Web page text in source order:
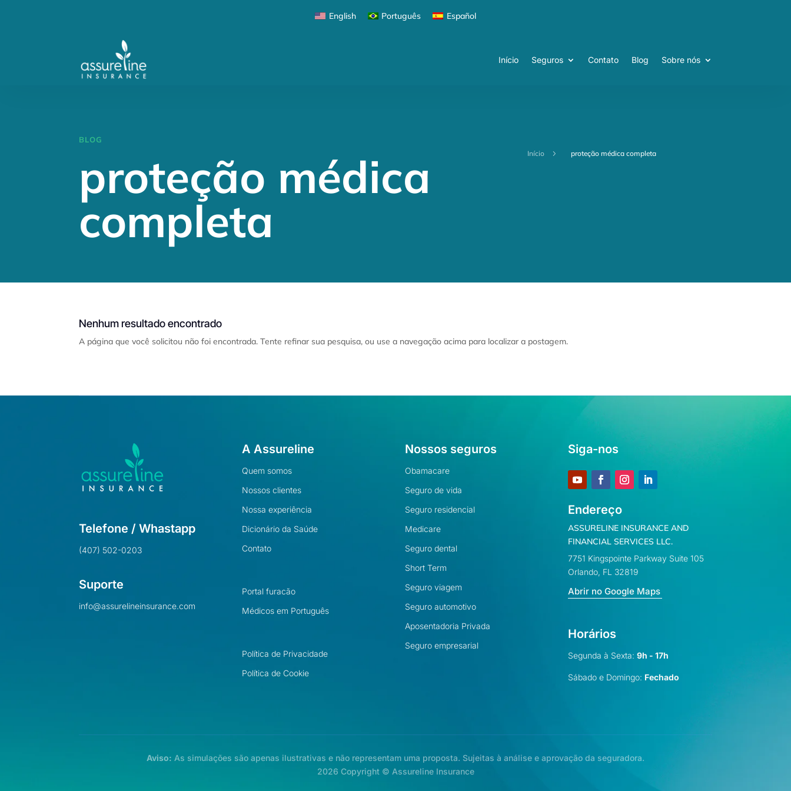
English Português Español
Início Seguros Contato Blog Sobre nós
BLOG
proteção médica
completa
Início 5 proteção médica completa
Nenhum resultado encontrado
A página que você solicitou não foi encontrada. Tente refinar sua pesquisa, ou use a navegação acima para localizar a postagem.
Telefone / Whastapp
(407) 502-0203
Suporte
info@assurelineinsurance.com
A Assureline
Quem somos
Nossos clientes
Nossa experiência
Dicionário da Saúde
Contato
Portal furacão
Médicos em Português
Política de Privacidade
Política de Cookie
Nossos seguros
Obamacare
Seguro de vida
Seguro residencial
Medicare
Seguro dental
Short Term
Seguro viagem
Seguro automotivo
Aposentadoria Privada
Seguro empresarial
Siga-nos
Endereço
ASSURELINE INSURANCE AND
FINANCIAL SERVICES LLC.
7751 Kingspointe Parkway Suite 105
Orlando, FL 32819
Abrir no Google Maps
Horários
Segunda à Sexta: 9h - 17h
Sábado e Domingo: Fechado
Aviso: As simulações são apenas ilustrativas e não representam uma proposta. Sujeitas à análise e aprovação da seguradora.
2026 Copyright © Assureline Insurance